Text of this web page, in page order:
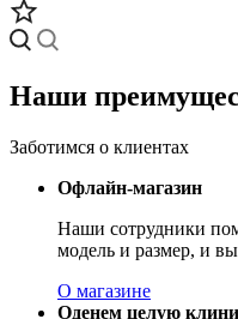
Наши
Заботимся о клиентах
Офлайн-магазин
Наши сотрудники
модель и размер, и
О магазине
Оденем целую